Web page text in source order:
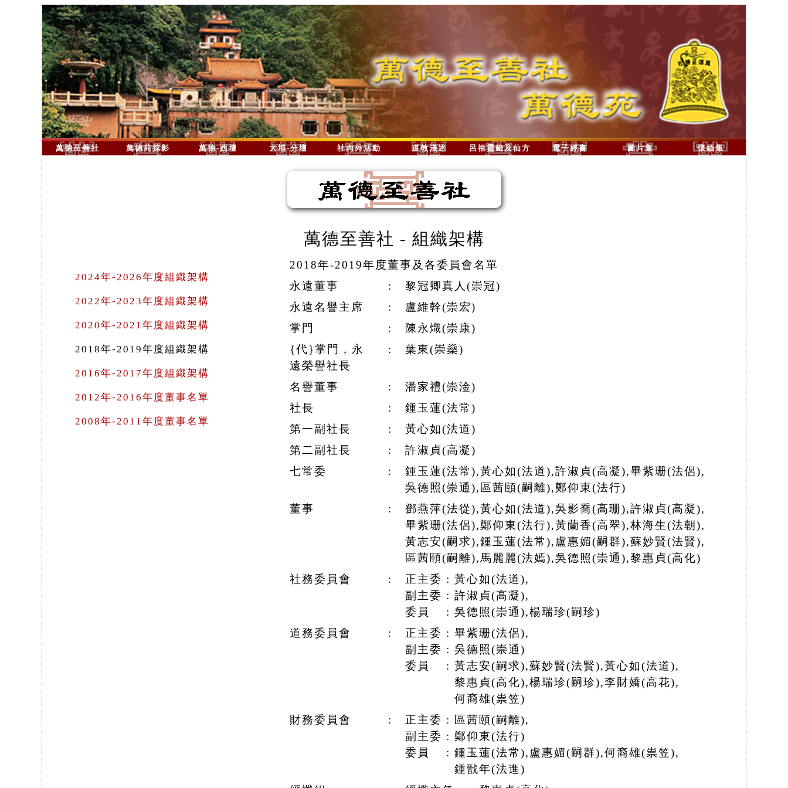
萬德至善社 萬德苑掠影 萬德-西壇 大埔-分壇 社內外活動 道教淺述 呂祖靈籤及仙方 電子經書 圖片集 懷緬集
萬德至善社 - 組織架構
2024年-2026年度組織架構
2022年-2023年度組織架構
2020年-2021年度組織架構
2018年-2019年度組織架構
2016年-2017年度組織架構
2012年-2016年度董事名單
2008年-2011年度董事名單
2018年-2019年度董事及各委員會名單
永遠董事
:
黎冠卿真人(崇冠)
永遠名譽主席
:
盧維幹(崇宏)
掌門
:
陳永熾(崇康)
{代}掌門，永
遠榮譽社長
: 葉東(崇燊)
名譽董事 :
潘家禮(崇淦)
社長
:
鍾玉蓮(法常)
第一副社長
:
黃心如(法道)
第二副社長
:
許淑貞(高凝)
七常委
:
鍾玉蓮(法常),黃心如(法道),許淑貞(高凝),畢紫珊(法侶),
吳德照(崇通),區茜頤(嗣離),鄭仰東(法行)
董事
:
鄧燕萍(法從),黃心如(法道),吳影喬(高珊),許淑貞(高凝),
畢紫珊(法侶),鄭仰東(法行),黃蘭香(高翠),林海生(法朝),
黃志安(嗣求),鍾玉蓮(法常),盧惠媚(嗣群),蘇妙賢(法賢),
區茜頤(嗣離),馬麗麗(法嫣),吳德照(崇通),黎惠貞(高化)
社務委員會
:
正主委 : 黃心如(法道),
副主委 : 許淑貞(高凝),
委員 : 吳德照(崇通),楊瑞珍(嗣珍)
道務委員會
:
正主委 : 畢紫珊(法侶),
副主委 : 吳德照(崇通)
委員 : 黃志安(嗣求),蘇妙賢(法賢),黃心如(法道),
黎惠貞(高化),楊瑞珍(嗣珍),李財嬌(高花),
何裔雄(祟笠)
財務委員會
:
正主委 : 區茜頤(嗣離),
副主委 : 鄭仰東(法行)
委員 : 鍾玉蓮(法常),盧惠媚(嗣群),何裔雄(祟笠),
鍾戩年(法進)